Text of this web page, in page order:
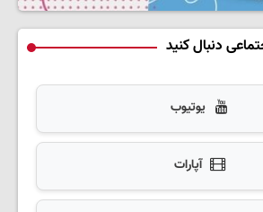
دنبال کنید
یوتیوب
آپارات